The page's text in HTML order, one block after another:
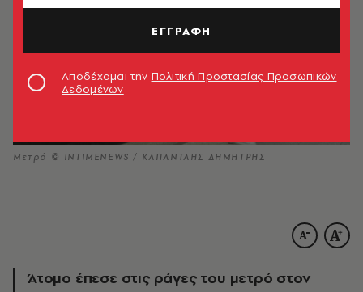
Μετρό © INTIMENEWS / ΚΑΠΑΝΤΑΗΣ ΔΗΜΗΤΡΗΣ
Άτομο έπεσε στις ράγες του μετρό στον
ΕΓΓΡΑΦΗ
Αποδέχομαι την Πολιτική Προστασίας Προσωπικών
Δεδομένων